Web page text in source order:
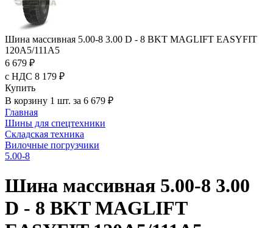
Шина массивная 5.00-8 3.00 D - 8 BKT MAGLIFT EASYFIT
120A5/111A5
6 679 ₽
с НДС 8 179 ₽
Купить
В корзину 1 шт. за 6 679 ₽
Главная
Шины для спецтехники
Складская техника
Вилочные погрузчики
5.00-8
Шина массивная 5.00-8 3.00
D - 8 BKT MAGLIFT